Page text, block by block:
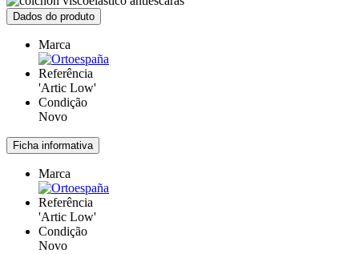
Dados do produto
Marca
Referência
'Artic Low'
Condição
Novo
Ficha informativa
Marca
Referência
'Artic Low'
Condição
Novo